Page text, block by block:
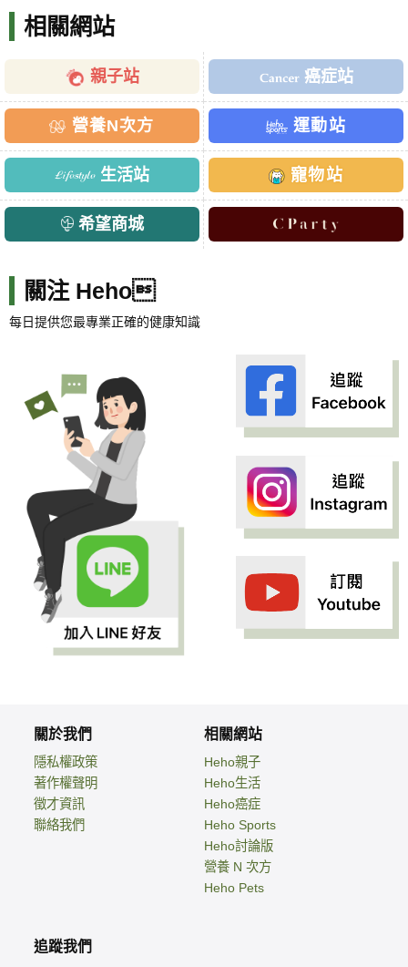
相關網站
親子站 癌症站
營養N次方 運動站
生活站 寵物站
希望商城
關注 Heho
每日提供您最專業正確的健康知識
關於我們
隱私權政策
著作權聲明
徵才資訊
聯絡我們
相關網站
Heho親子
Heho生活
Heho癌症
Heho Sports
Heho討論版
營養 N 次方
Heho Pets
追蹤我們